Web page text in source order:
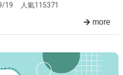
19 人氣115371
more